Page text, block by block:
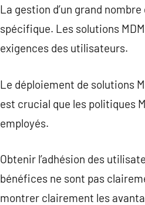
La gestion d’un grand
spécifique. Les solutions
exigences des utilisateurs.
Le déploiement de solutions
est crucial que les politiques
employés.
Obtenir l’adhésion des
bénéfices ne sont pas
montrer clairement les